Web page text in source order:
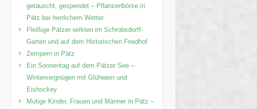
getauscht, gespendet – Pflanzenbörse in
Pätz bei herrlichem Wetter
Fleißige Pätzer wirkten im Schrobsdorff-
Garten und auf dem Historischen Friedhof
Zempern in Pätz
Ein Sonnentag auf dem Pätzer See –
Wintervergnügen mit Glühwein und
Eishockey
Mutige Kinder, Frauen und Männer in Pätz –